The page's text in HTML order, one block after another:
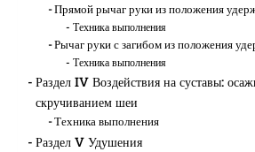
Прямой рычаг руки из положения
Техника выполнения
Рычаг руки с загибом из положения
Техника выполнения
Раздел IV Воздействия на суставы:
скручиванием шеи
Техника выполнения
Раздел V Удушения